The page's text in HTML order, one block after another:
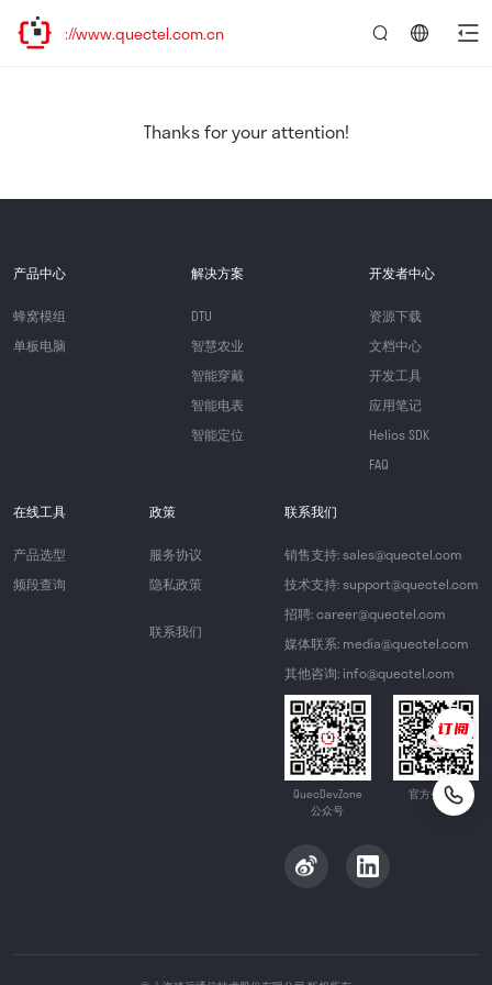
：https://www.quectel.com.cn
Thanks for your attention!
产品中心
蜂窝模组
单板电脑
解决方案
DTU
智慧农业
智能穿戴
智能电表
智能定位
开发者中心
资源下载
文档中心
开发工具
应用笔记
Helios SDK
FAQ
在线工具
产品选型
频段查询
政策
服务协议
隐私政策
联系我们
联系我们
销售支持: sales@quectel.com
技术支持: support@quectel.com
招聘: career@quectel.com
媒体联系: media@quectel.com
其他咨询: info@quectel.com
QuecDevZone
公众号
官方公众号